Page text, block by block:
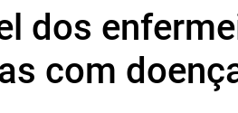
dos
com